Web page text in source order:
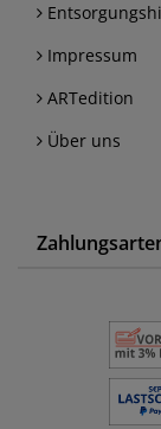
Impressum
ARTedition
Über uns